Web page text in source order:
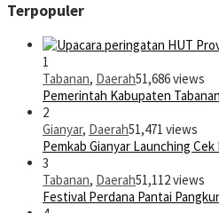
Terpopuler
1
Tabanan, Daerah51,686 views
Pemerintah Kabupaten
2
Gianyar, Daerah51,471 views
Pemkab Gianyar Launching
3
Tabanan, Daerah51,112 views
Festival Perdana Pantai